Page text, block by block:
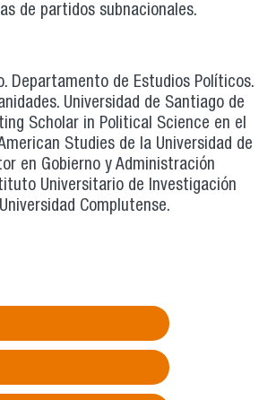
de partidos subnacionales.
Departamento de Estudios Políticos.
Universidad de Santiago de
Scholar in Political Science en el
Studies de la Universidad de
en Gobierno y Administración
Universitario de Investigación
Complutense.